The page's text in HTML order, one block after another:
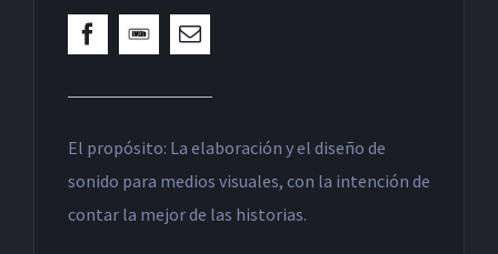
El propósito: La elaboración y el diseño de
sonido para medios visuales, con la intención de
contar la mejor de las historias.